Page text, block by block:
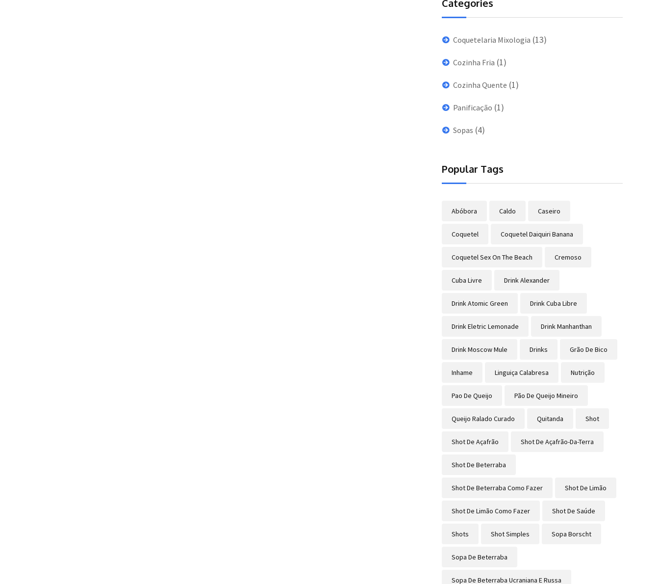
Categories
Coquetelaria Mixologia (13)
Cozinha Fria (1)
Cozinha Quente (1)
Panificação (1)
Sopas (4)
Popular Tags
Abóbora Caldo Caseiro
Coquetel Coquetel Daiquiri Banana
Coquetel Sex On The Beach Cremoso
Cuba Livre Drink Alexander
Drink Atomic Green Drink Cuba Libre
Drink Eletric Lemonade Drink Manhanthan
Drink Moscow Mule Drinks Grão De Bico
Inhame Linguiça Calabresa Nutrição
Pao De Queijo Pão De Queijo Mineiro
Queijo Ralado Curado Quitanda Shot
Shot De Açafrão Shot De Açafrão-Da-Terra
Shot De Beterraba
Shot De Beterraba Como Fazer Shot De Limão
Shot De Limão Como Fazer Shot De Saúde
Shots Shot Simples Sopa Borscht
Sopa De Beterraba
Sopa De Beterraba Ucraniana E Russa